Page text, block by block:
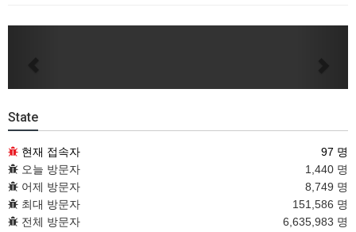
State
현재 접속자
97 명
오늘 방문자
1,440 명
어제 방문자
8,749 명
최대 방문자
151,586 명
전체 방문자
6,635,983 명